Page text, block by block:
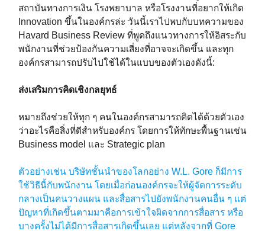
สถาบันทางการเงิน โรงพยาบาล หรือโรงงานที่อยากให้เกิด
Innovation ขึ้นในองค์กรล่ะ วันนี้เราไปพบกับบทความของ
Havard Business Review ที่พูดถึงแนวทางการให้อิสระกับ
พนักงานที่ช่วยป้องกันความเสี่ยงที่อาจจะเกิดขึ้น และทุก
องค์กรสามารถปรับไปใช้ได้ในแบบของตัวเองดังนี้:
ส่งเสริมการคิดเชิงกลยุทธ์
หมายถึงช่วยให้ทุก ๆ คนในองค์กรสามารถคิดได้ด้วยตัวเอง
ว่าอะไรคือสิ่งที่ดีสำหรับองค์กร โดยการให้ทักษะพื้นฐานเช่น
Business model และ Strategic plan
ตัวอย่างเช่น บริษัทชั้นนำของโลกอย่าง W.L. Gore ก็มีการ
ใช้วิธีนี้กับพนักงาน โดยเมื่อก่อนองค์กรจะให้ผู้จัดการระดับ
กลางเป็นคนวางแผน และสื่อสารไปยังพนักงานคนอื่น ๆ แต่
ปัญหาที่เกิดขึ้นตามมาคือการเข้าใจผิดจากการสื่อสาร หรือ
บางครั้งไม่ได้มีการสื่อสารเกิดขึ้นเลย แต่หลังจากที่ Gore